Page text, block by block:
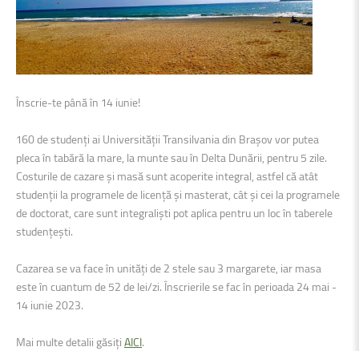
Înscrie-te până în 14 iunie!
160 de studenți ai Universității Transilvania din Brașov vor putea
pleca în tabără la mare, la munte sau în Delta Dunării, pentru 5 zile.
Costurile de cazare și masă sunt acoperite integral, astfel că atât
studenții la programele de licență și masterat, cât și cei la programele
de doctorat, care sunt integraliști pot aplica pentru un loc în taberele
studențești.
Cazarea se va face în unități de 2 stele sau 3 margarete, iar masa
este în cuantum de 52 de lei/zi. Înscrierile se fac în perioada 24 mai -
14 iunie 2023.
Mai multe detalii găsițiAICI.